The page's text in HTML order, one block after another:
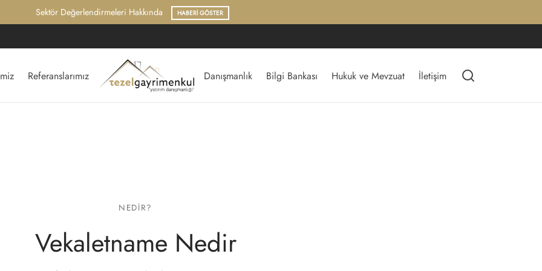
Hukuk ve Mevzuat Arşivi ARAŞTIR
Referanslarımız Danışmanlık Bilgi Bankası Hukuk ve Mevzuat İletişim
NEDIR?
Vekaletname Nedir